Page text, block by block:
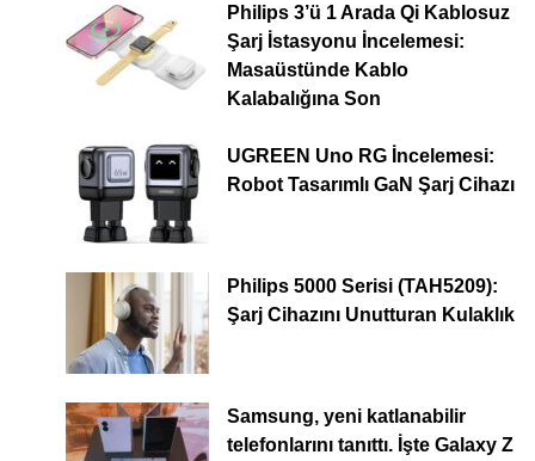
Philips 3’ü 1 Arada Qi Kablosuz
Şarj İstasyonu İncelemesi:
Masaüstünde Kablo
Kalabalığına Son
UGREEN Uno RG İncelemesi:
Robot Tasarımlı GaN Şarj Cihazı
Philips 5000 Serisi (TAH5209):
Şarj Cihazını Unutturan Kulaklık
Samsung, yeni katlanabilir
telefonlarını tanıttı. İşte Galaxy Z